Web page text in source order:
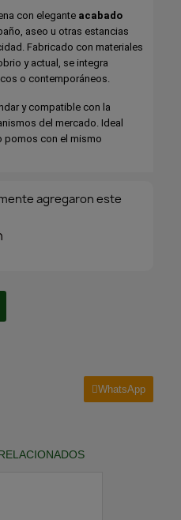
con elegante acabado
aseo u otras estancias
Fabricado con materiales
y actual, se integra
o contemporáneos.
y compatible con la
del mercado. Ideal
pomos con el mismo
agregaron este
WhatsApp